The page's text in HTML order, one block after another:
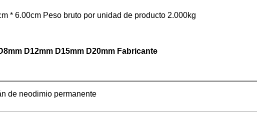
* 6.00cm Peso bruto por unidad de producto 2.000kg
D12mm D15mm D20mm Fabricante
de neodimio permanente